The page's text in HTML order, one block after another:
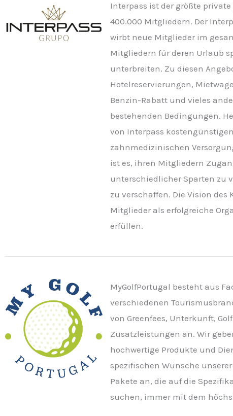
Interpass ist der größte
400.000 Mitgliedern. Der
wirbt neue Mitglieder im
Mitgliedern für deren Urlaub
unterbreiten. Zu diesen
Hotelreservierungen,
Benzin-Rabatt und vieles
bestehenden Bedingungen.
von Interpass
zahnmedizinischen
ist es, ihren Mitgliedern
unterschiedlicher Sparten zu
zu verschaffen. Die Vision
Mitglieder als erfolgreiche
erfüllen.
MyGolfPortugal besteht aus
verschiedenen
von Greenfees, Unterkunft,
Zusatzleistungen an. Wir
hochwertige Produkte und
spezifischen Wünsche
Pakete an, die auf die
suchen, immer mit dem